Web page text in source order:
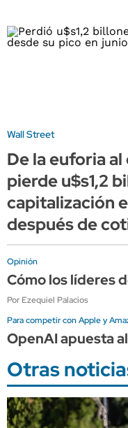
Wall Street
De la euforia
pierde u$s1,2
capitalización
después de
Opinión
Cómo los líderes
Por Ezequiel Palacios
Para competir con Apple y
OpenAI apuesta
Otras